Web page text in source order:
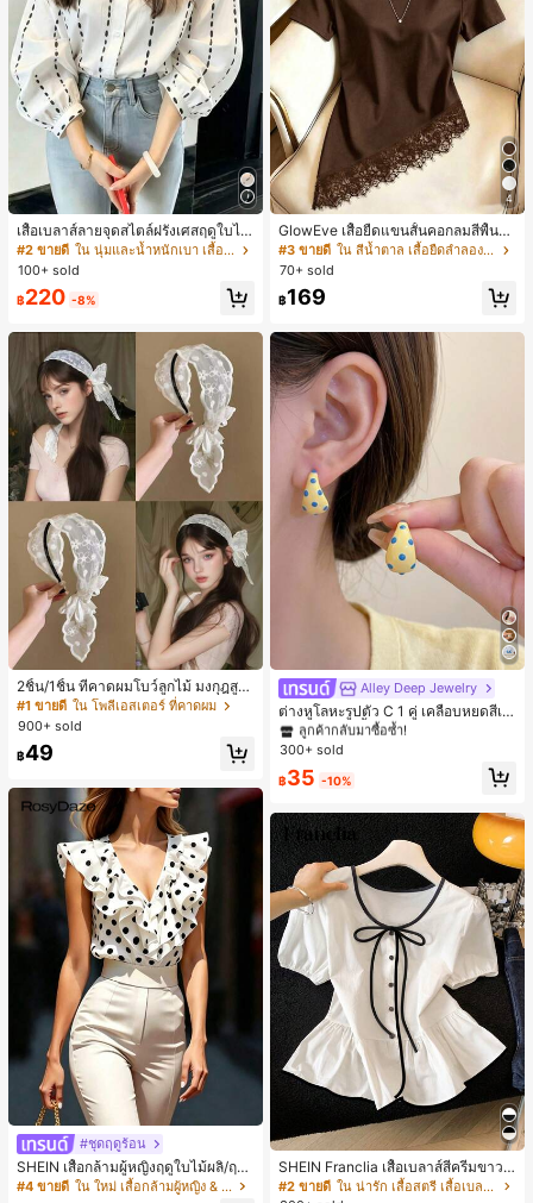
เสื้อเบลาส์ลายจุดสไตล์ฝรั่งเศสฤดูใบไม้
ร่วง, ทรงเข้ารูป, แขนยาวคอวี, สไตล์ให
ม่ฤดูใบไม้ผลิ, ป้องกันแสงแดด, ใส่ไป
ทำงานและลำลอง สีขาว
#2 ขายดี
ใน นุ่มและน้ำหนักเบา เสื้อสตรี เสื้อเบลาส์ & Tee
100+ sold
฿220 -8%
2ชิ้น/1ชิ้น ที่คาดผมโบว์ลูกไม้ มงกุฎสูง
แถบกว้าง สีดำ สีขาว สำหรับใส่ประจำ
วัน กิ๊บติดผม ยางรัดผม (ลายปักดอกไม้
จัดวางแบบสุ่ม)
#1 ขายดี ใน โพลีเอสเตอร์ ที่คาดผม
900+ sold
฿49
#ชุดฤดูร้อน
SHEIN เสื้อกล้ามผู้หญิงฤดูใบไม้ผลิ/ฤดูร้
อน ใหม่ สไตล์มินิมอลลำลองหรูหรา สีบ
#4 ขายดี ใน ใหม่ เสื้อกล้ามผู้หญิง & Camis
4
GlowEve เสื้อยืดแขนสั้นคอกลมสีพื้นลำ
ลองอเนกประสงค์สำหรับผู้หญิง
#3 ขายดี
ใน สีน้ำตาล เสื้อยืดลำลองพื้นฐาน
70+ sold
฿169
Alley Deep Jewelry
ต่างหูโลหะรูปตัว C 1 คู่ เคลือบหยดสีเห
ลือง ลายจุดสีน้ำเงิน สไตล์ยุโรปและอเม
ริกัน แฟชั่นส่วนตัว หวานและสง่างาม
ดินทาง งานแต่งงาน ปาร์ตี้ วันเกิด ของ
#1 ขายดี ใน โบโฮ ต่างหูผู้หญิง
ลูกค้ากลับมาซื้อซ้ำ!
เกือบหมดแล้ว!
#1 ขายดี ใน โบโฮ ต่างหูผู้หญิง
ลูกค้ากลับมาซื้อซ้ำ!
เกือบหมดแล้ว!
#1 ขายดี ใน โบโฮ ต่างหูผู้หญิง
ลูกค้ากลับมาซื้อซ้ำ!
เกือบหมดแล้ว!
#1 ขายดี
ใน โบโฮ ต่างหูผู้หญิง
เกือบหมดแล้ว!
300+ sold
฿35 -10%
SHEIN Franclia เสื้อเบลาส์สีครีมขาวนุ่
มนวล เอวรูด, แต่งขอบตัดกัน + โบว์ผูก,
#2 ขายดี
ใน น่ารัก เสื้อสตรี เสื้อเบลาส์ & Tee